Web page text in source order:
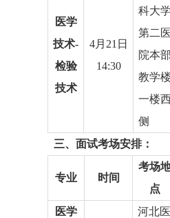
医学
技术-
检验
技术
4月 21 日
14:30
科大学
第二医
院本部
教学楼
一楼
侧
三、面试考场安排：
专业 时间
考场
点
医学
河北医